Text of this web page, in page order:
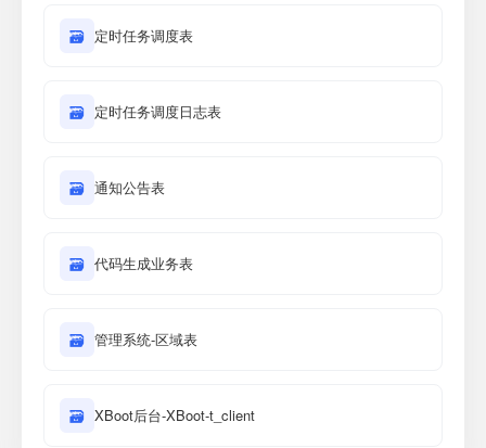
🗃 定时任务调度表
🗃 定时任务调度日志表
🗃 通知公告表
🗃 代码生成业务表
🗃 管理系统-区域表
🗃 XBoot后台-XBoot-t_client